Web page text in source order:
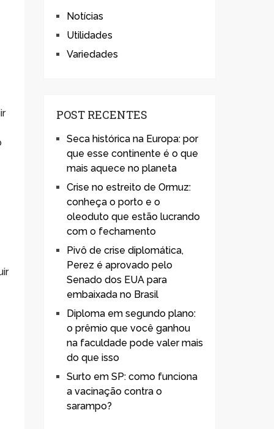
Notícias
Utilidades
Variedades
POST RECENTES
Seca histórica na Europa: por
que esse continente é o que
mais aquece no planeta
Crise no estreito de Ormuz:
conheça o porto e o
oleoduto que estão lucrando
com o fechamento
Pivô de crise diplomática,
Perez é aprovado pelo
Senado dos EUA para
embaixada no Brasil
Diploma em segundo plano:
o prêmio que você ganhou
na faculdade pode valer mais
do que isso
Surto em SP: como funciona
a vacinação contra o
sarampo?